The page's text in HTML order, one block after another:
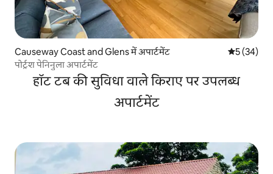
Causeway Coast and Glens में अपार्टमेंट औसत रेटिंग
5 (34)
पोर्ट्रश पेनिनुला अपार्टमेंट
हॉट टब की सुविधा वाले किराए पर उपलब्ध
अपार्टमेंट